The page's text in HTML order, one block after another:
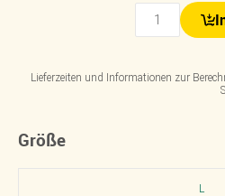
Lieferzeiten und Informationen zur
Größe
L